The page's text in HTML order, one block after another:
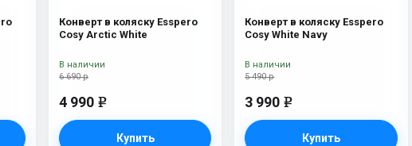
Конверт в коляску Esspero
Cosy Arctic White
6 690 р
4 990 e
Купить
В наличии
Конверт в коляску Esspero
Cosy White Navy
5 490 р
3 990 e
Купить
В наличии